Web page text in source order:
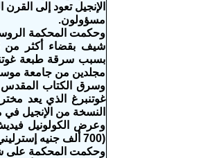
الإنجيل تعود إلى
مسؤولون.
وحكمت المحكمة
شيف بقضاء أكثر من
بسبب سرقة طبعة
مجلدين من جامعة
غوتنبرغ الذي يعد
النسخة من الإنجيل
(700 ألف جنيه إسترليني) أي جزء بسيط من قيمتها الحقيقية.
وحكمت المحكمة على